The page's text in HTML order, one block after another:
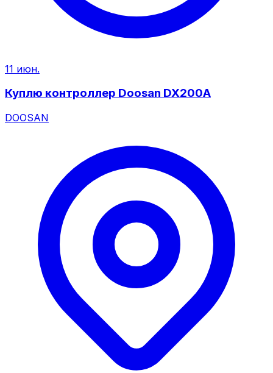
11 июн.
Куплю контроллер Doosan DX200A
DOOSAN